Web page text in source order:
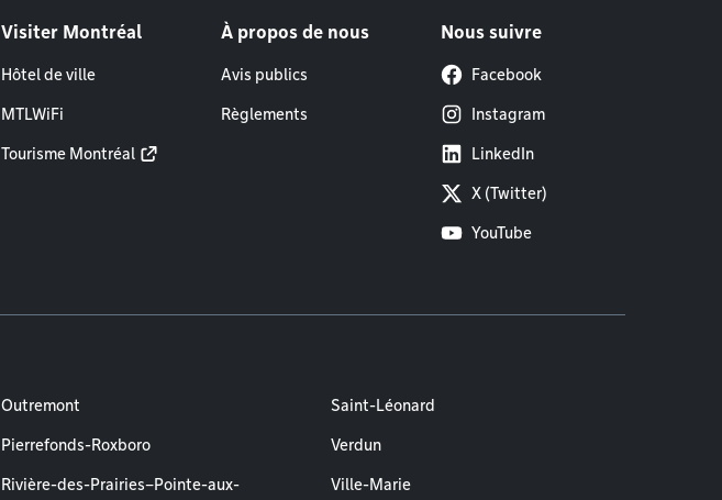
Visiter Montréal
Hôtel de ville
MTLWiFi
Tourisme Montréal
À propos de nous
Avis publics
Règlements
Nous suivre
Facebook
Instagram
LinkedIn
X (Twitter)
YouTube
Outremont
Pierrefonds-Roxboro
Rivière-des-Prairies–Pointe-aux-
Saint-Léonard
Verdun
Ville-Marie